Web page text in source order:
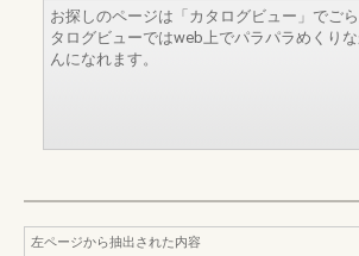
お探しのページは「カタログビュー」でご
タログビューではweb上でパラパラめくり
んになれます。
左ページから抽出された内容